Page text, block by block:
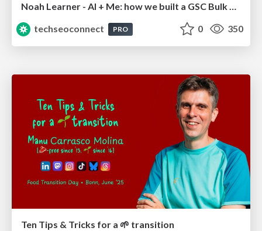
Noah Learner - AI + Me: how we built a GSC Bulk Export data pipeline
techseoconnect
PRO 0 350
Ten Tips & Tricks for a 🌱 transition